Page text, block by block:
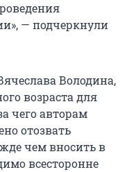
— подчеркнули
Володина,
возраста для
чего авторам
отозвать
чем вносить в
всесторонне